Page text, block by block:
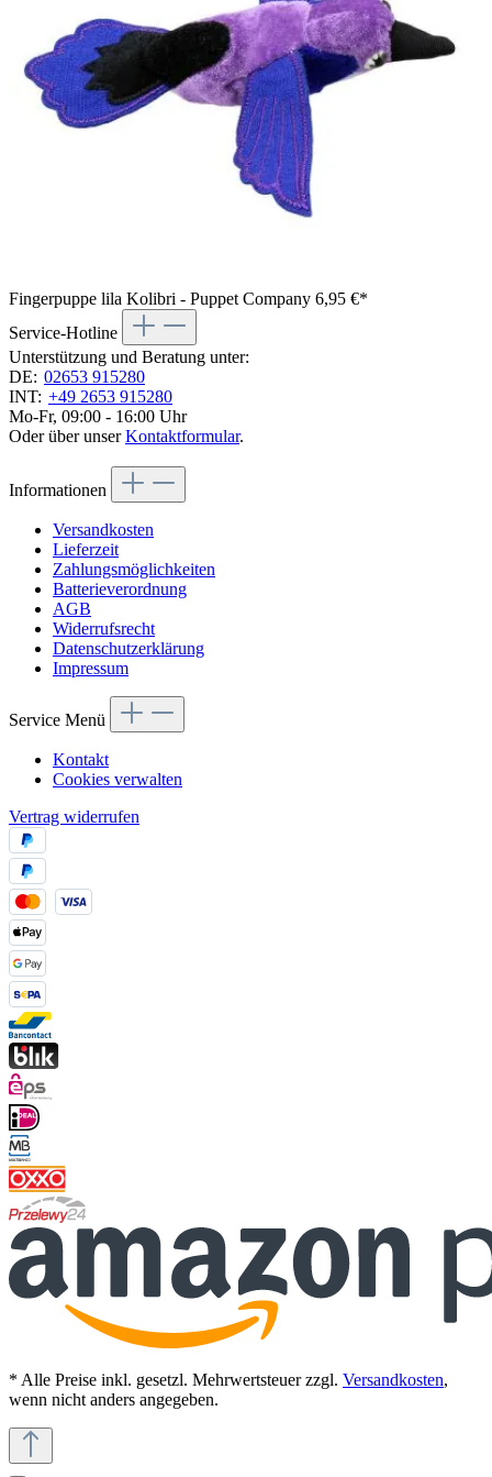
Fingerpuppe lila Kolibri - Puppet Company 6,95 €*
Service-Hotline
Unterstützung und Beratung unter:
DE: 02653 915280
INT: +49 2653 915280
Mo-Fr, 09:00 - 16:00 Uhr
Oder über unserKontaktformular.
Informationen
Versandkosten
Lieferzeit
Zahlungsmöglichkeiten
Batterieverordnung
AGB
Widerrufsrecht
Datenschutzerklärung
Impressum
Service Menü
Kontakt
Cookies verwalten
Vertrag widerrufen
* Alle Preise inkl. gesetzl. Mehrwertsteuer zzgl. Versandkosten,
wenn nicht anders angegeben.